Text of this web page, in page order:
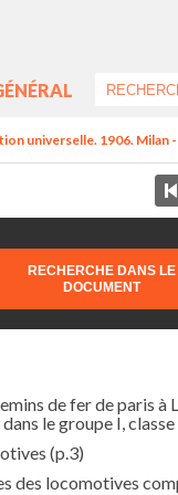
universelle. 1906. Milan
RECHERCHE DANS LE
DOCUMENT
de fer de paris à
le groupe I, classe
(p.3)
des locomotives